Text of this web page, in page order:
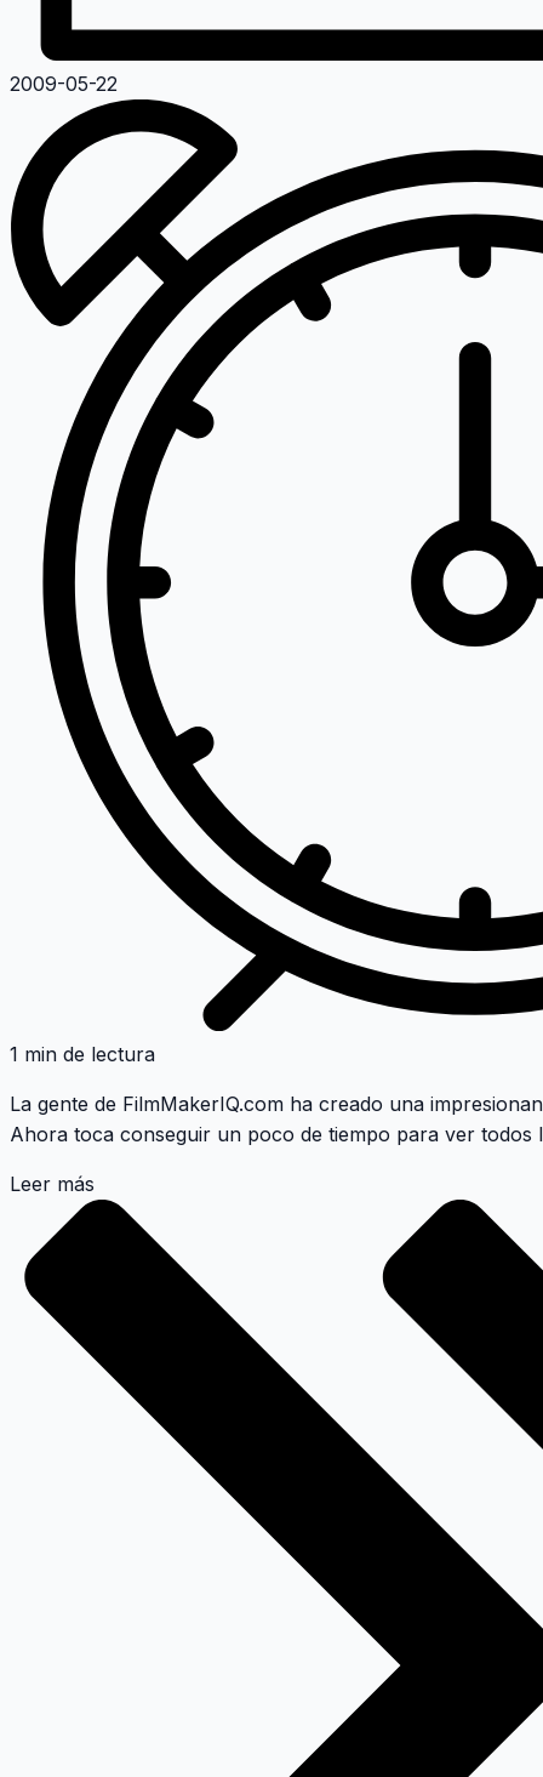
2009-05-22
1 min de lectura
La gente de FilmMakerIQ.com ha creado una
Ahora toca conseguir un poco de tiempo para ver todos
Leer más